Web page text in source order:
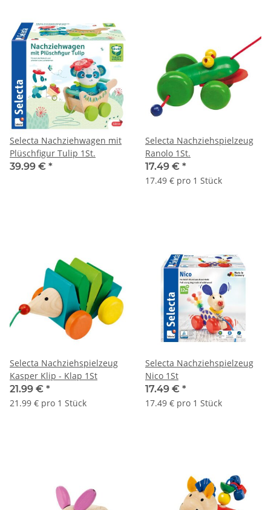
Selecta Nachziehwagen mit
Plüschfigur Tulip 1St.
39.99 € *
Selecta Nachziehspielzeug
Ranolo 1St.
17.49 € *
17.49 € pro 1 Stück
Selecta Nachziehspielzeug
Kasper Klip - Klap 1St
21.99 € *
21.99 € pro 1 Stück
Selecta Nachziehspielzeug
Nico 1St
17.49 € *
17.49 € pro 1 Stück